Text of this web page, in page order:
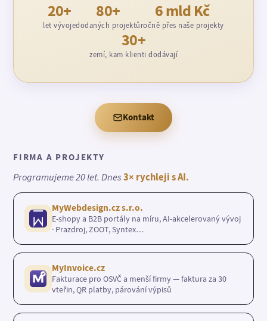
20+
let vývoje
80+
dodaných projektů
6 mld Kč
ročně přes naše projekty
30+
zemí, kam klienti dodávají
Kontakt
FIRMA A PROJEKTY
Programujeme 20 let. Dnes3× rychleji s AI.
MyWebdesign.cz s.r.o.
E-shopy a B2B portály na míru, AI-akcelerovaný vývoj
· Prazdroj, ZOOT, Syntex…
MyInvoice.cz
Fakturace pro OSVČ a menší firmy — faktura za 30
vteřin, QR platby, párování výpisů